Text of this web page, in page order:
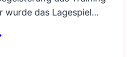
wurde das Lagespiel…